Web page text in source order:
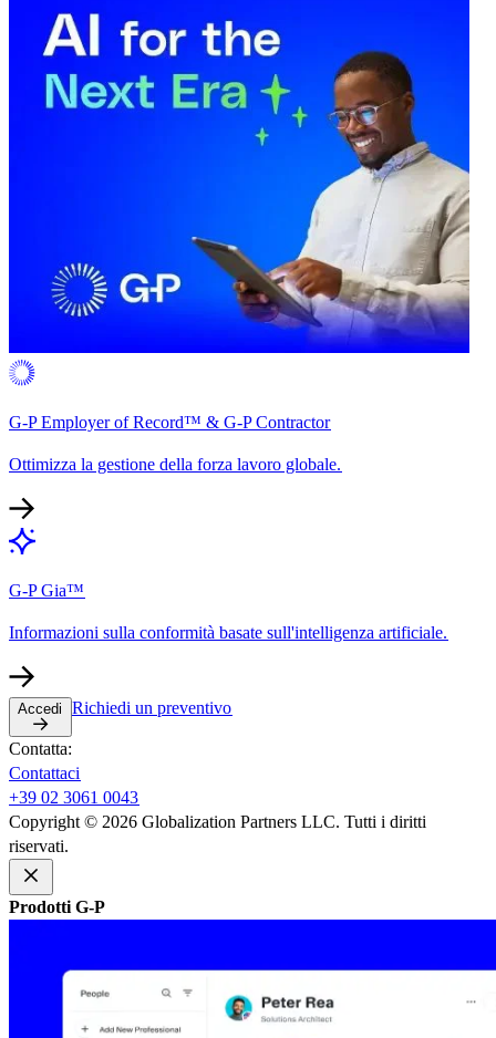
G-P Employer of Record™ & G-P Contractor​​
Ottimizza la gestione della forza lavoro globale.​​
G-P Gia™​​
Informazioni sulla conformità basate sull'intelligenza artificiale.​​
Accedi​​ Richiedi un preventivo​​
Contatta:​​
Contattaci​​
+39 02 3061 0043​​
Copyright © 2026 Globalization Partners LLC. Tutti i diritti
riservati.​​
Prodotti G-P​​